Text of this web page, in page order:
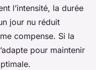
l’intensité, la durée
jour nu réduit
compense. Si la
pour maintenir